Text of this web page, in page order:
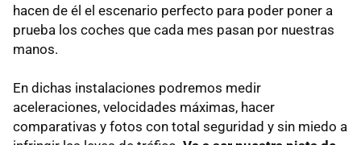
hacen de él el escenario perfecto para poder poner a
prueba los coches que cada mes pasan por nuestras
manos.
En dichas instalaciones podremos medir
aceleraciones, velocidades máximas, hacer
comparativas y fotos con total seguridad y sin miedo a